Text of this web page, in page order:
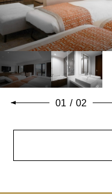
01 / 02